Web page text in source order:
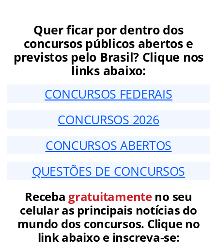
Quer ficar por dentro dos
concursos públicos abertos e
previstos pelo Brasil? Clique nos
links abaixo:
CONCURSOS FEDERAIS
CONCURSOS 2026
CONCURSOS ABERTOS
QUESTÕES DE CONCURSOS
Receba gratuitamenteno seu
celular as principais notícias do
mundo dos concursos. Clique no
link abaixo e inscreva-se: